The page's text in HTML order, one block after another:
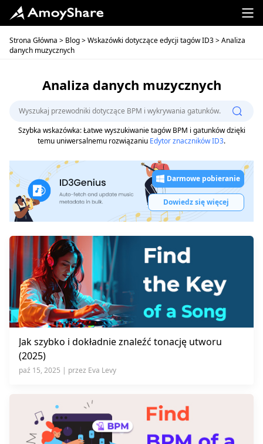
Strona Główna > Blog>Wskazówki dotyczące edycji tagów ID3> Analiza
danych muzycznych
Analiza danych muzycznych
Szybka wskazówka: Łatwe wyszukiwanie tagów BPM i gatunków dzięki
temu uniwersalnemu rozwiązaniu Edytor znaczników ID3.
Darmowe pobieranie
Dowiedz się więcej
Jak szybko i dokładnie znaleźć tonację utworu
(2025)
paź 15, 2025 | przez Eva Levy